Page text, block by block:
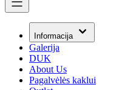
Informacija
Galerija
DUK
About Us
Pagalvėlės kaklui